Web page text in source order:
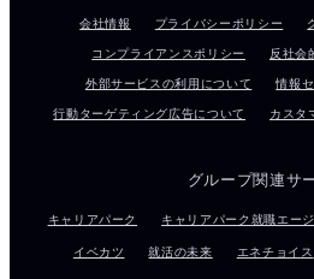
会社情報 プライバシーポリシー
コンプライアンスポリシー 反社会
外部サービスの利用について 情報
行動ターゲティング広告について カスタ